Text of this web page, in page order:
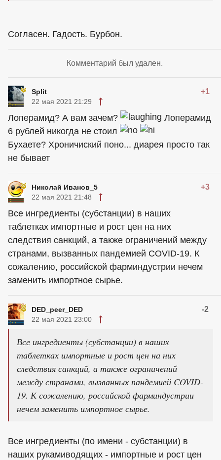
Согласен. Гадость. Бурбон.
Комментарий был удален.
Split +1
22 мая 2021 21:29
Лоперамид? А вам зачем?
Лоперамид
6 рублей никогда не стоил
Бухаете? Хроничиский поно... диарея просто так
не бывает
Николай Иванов_5 +3
22 мая 2021 21:48
Все ингредиенты (субстанции) в наших
таблетках импортные и рост цен на них
следствия санкций, а также ограничений между
странами, вызванных пандемией COVID-19. К
сожалению, российской фарминдустрии нечем
заменить импортное сырье.
DED_peer_DED -2
22 мая 2021 23:00
Все ингредиенты (субстанции) в наших
таблетках импортные и рост цен на них
следствия санкций, а также ограничений
между странами, вызванных пандемией COVID-
19. К сожалению, российской фарминдустрии
нечем заменить импортное сырье.
Все ингредиенты (по имени - субстанции) в
наших рукамиводящих - импортные и рост цен